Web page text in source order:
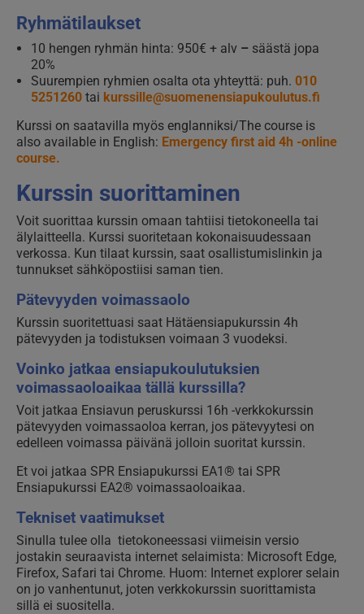
Ryhmätilaukset
10 hengen ryhmän hinta: 950€ + alv– säästä jopa
20%
Suurempien ryhmien osalta ota yhteyttä: puh. 010
5251260tai kurssille@suomenensiapukoulutus.fi
Kurssi on saatavilla myös englanniksi/The course is
also available in English: Emergency first aid 4h -online
course.
Kurssin suorittaminen
Voit suorittaa kurssin omaan tahtiisi tietokoneella tai
älylaitteella. Kurssi suoritetaan kokonaisuudessaan
verkossa. Kun tilaat kurssin, saat osallistumislinkin ja
tunnukset sähköpostiisi saman tien.
Pätevyyden voimassaolo
Kurssin suoritettuasi saat Hätäensiapukurssin 4h
pätevyyden ja todistuksen voimaan 3 vuodeksi.
Voinko jatkaa ensiapukoulutuksien
voimassaoloaikaa tällä kurssilla?
Voit jatkaa Ensiavun peruskurssi 16h -verkkokurssin
pätevyyden voimassaoloa kerran, jos pätevyytesi on
edelleen voimassa päivänä jolloin suoritat kurssin.
Et voi jatkaa SPR Ensiapukurssi EA1® tai SPR
Ensiapukurssi EA2® voimassaoloaikaa.
Tekniset vaatimukset
Sinulla tulee olla tietokoneessasi viimeisin versio
jostakin seuraavista internet selaimista: Microsoft Edge,
Firefox, Safari tai Chrome. Huom: Internet explorer selain
on jo vanhentunut, joten verkkokurssin suorittamista
sillä ei suositella.